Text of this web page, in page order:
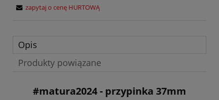
zapytaj o cenę HURTOWĄ
Opis
Produkty powiązane
#matura2024 - przypinka 37mm